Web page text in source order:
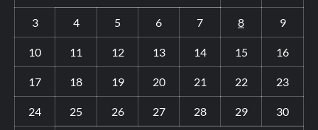
3 4 5 6 7 8 9
10 11 12 13 14 15 16
17 18 19 20 21 22 23
24 25 26 27 28 29 30